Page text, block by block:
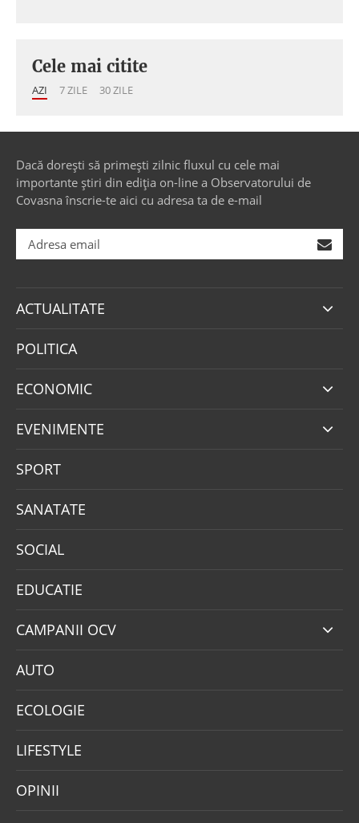
Cele mai citite
AZI 7 ZILE 30 ZILE
Dacă dorești să primești zilnic fluxul cu cele mai
importante știri din ediția on-line a Observatorului de
Covasna înscrie-te aici cu adresa ta de e-mail
ACTUALITATE
POLITICA
ECONOMIC
EVENIMENTE
SPORT
SANATATE
SOCIAL
EDUCATIE
CAMPANII OCV
AUTO
ECOLOGIE
LIFESTYLE
OPINII